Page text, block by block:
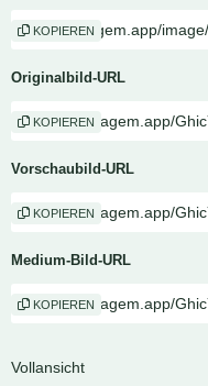
KOPIEREN
Originalbild-URL
KOPIEREN
Vorschaubild-URL
KOPIEREN
Medium-Bild-URL
KOPIEREN
Vollansicht